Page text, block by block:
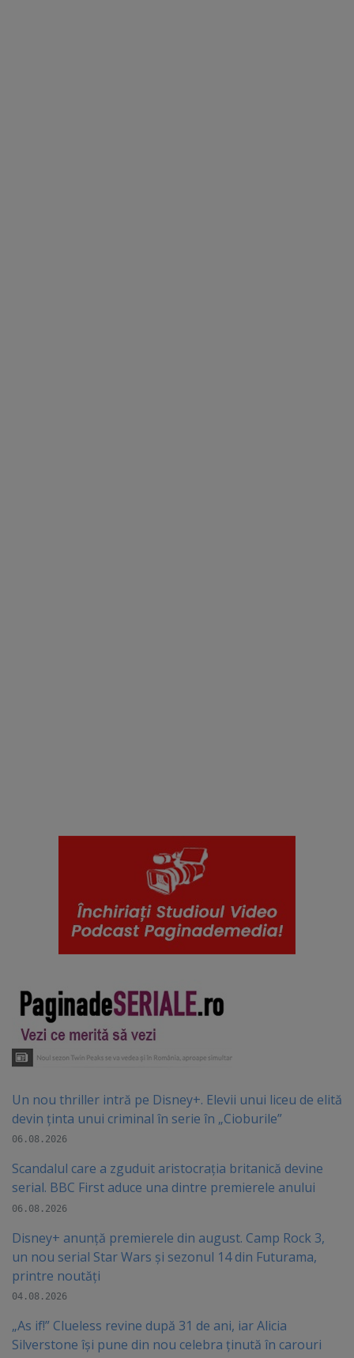
Un nou thriller intră pe Disney+. Elevii unui liceu de elită
devin ținta unui criminal în serie în „Cioburile”
06.08.2026
Scandalul care a zguduit aristocrația britanică devine
serial. BBC First aduce una dintre premierele anului
06.08.2026
Disney+ anunță premierele din august. Camp Rock 3,
un nou serial Star Wars și sezonul 14 din Futurama,
printre noutăți
04.08.2026
„As if!” Clueless revine după 31 de ani, iar Alicia
Silverstone își pune din nou celebra ținută în carouri